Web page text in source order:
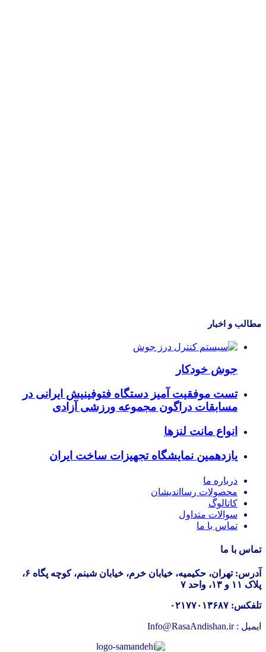
مطالب و اخبار
جوش خودکار
تست موفقیت آمیز دستگاه فتوفینیش ایرانی در
مسابقات دراگون مجموعه ورزشی آزادی
انواع مانت لنزها
یازدهمین نمایشگاه تجهیزات ساخت ایران
درباره ما
محصولات رسااندیشان
کاتالوگ
سوالات متداول
تماس با ما
تماس با ما
آدرس: تهران، حکیمیه، خیابان خرم، خیابان شبنم، کوچه پگاه ۶،
پلاک ۱۱ و ۱۳، واحد ۷
تلفکس: ۰۲۱۷۷۰۱۳۶۸۷
ایمیل : Info@RasaAndishan.ir